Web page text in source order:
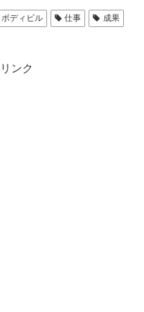
ボディビル 仕事
成果
ンク